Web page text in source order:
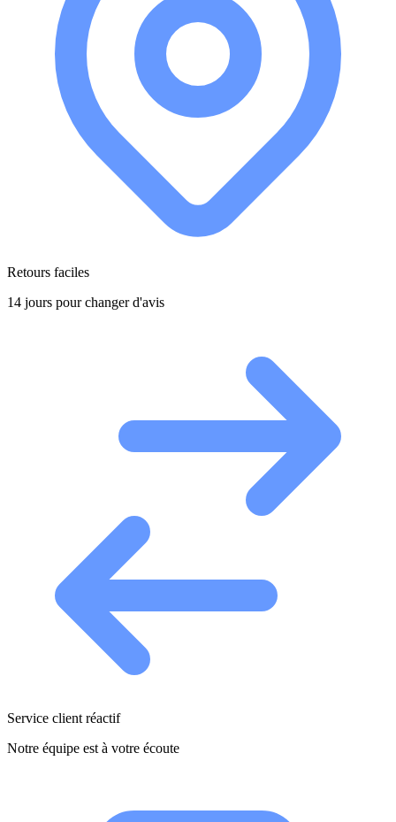
Retours faciles
14 jours pour changer d'avis
Service client réactif
Notre équipe est à votre écoute